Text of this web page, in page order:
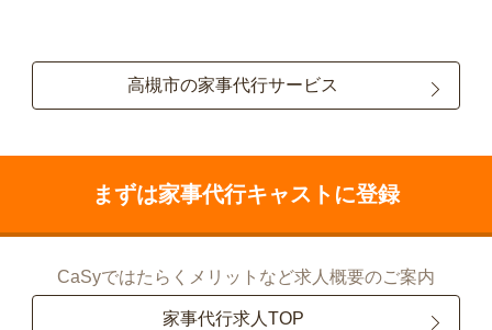
高槻市の家事代行サービス
まずは家事代行キャストに登録
CaSyではたらくメリットなど求人概要のご案内
家事代行求人TOP